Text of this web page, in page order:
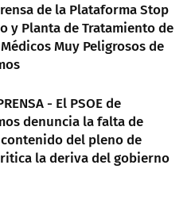
de la Plataforma Stop
y Planta de Tratamiento de
Muy Peligrosos de
- El PSOE de
denuncia la falta de
del pleno de
la deriva del gobierno